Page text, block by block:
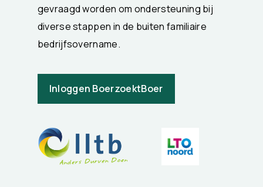
gevraagd worden om ondersteuning bij
diverse stappen in de buiten familiaire
bedrijfsovername.
Inloggen BoerzoektBoer